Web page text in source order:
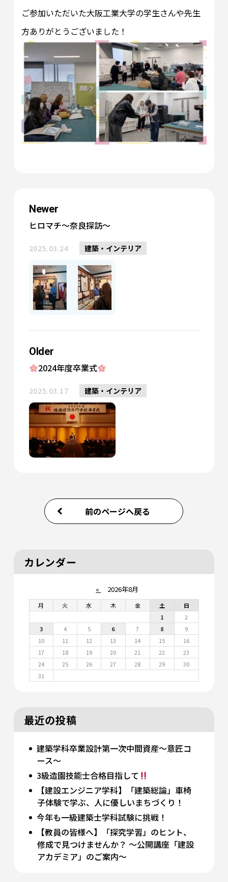
ご参加いただいた大阪工業大学の学生さんや先生
方ありがとうございました！
Newer
ヒロマチ～奈良探訪～
2025.03.24 建築・インテリア
Older
2024年度卒業式
2025.03.17 建築・インテリア
前のページへ戻る
カレンダー
« 2026年8月
月 火 水 木 金 土
日
1
2
3
4 5 6 7 8
9
10
11 12 13 14 15
16
17
18 19 20 21 22
23
24
25 26 27 28 29
30
31
最近の投稿
建築学科卒業設計第一次中間資産～意匠コ
ース～
3級造園技能士合格目指して
【建設エンジニア学科】「建築総論」車椅
子体験で学ぶ、人に優しいまちづくり！
今年も一級建築士学科試験に挑戦！
【教員の皆様へ】「探究学習」のヒント、
修成で見つけませんか？ 〜公開講座「建設
アカデミア」のご案内〜